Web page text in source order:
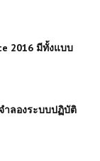
2016 มีทั้งแบบ
ำลองระบบปฏิบัติ